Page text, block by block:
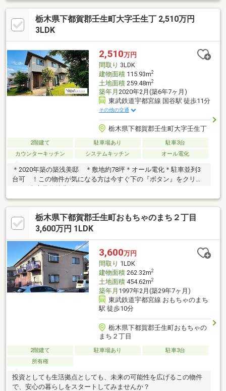
栃木県下都賀郡壬生町大字壬生丁 2,510万円
3LDK
2,510万円
間取り 3LDK
建物面積115.93m2
土地面積259.48m2
築年月 2020年2月(築6年7ヶ月)
東武鉄道宇都宮線 国谷駅 徒歩11分
その他の交通
栃木県下都賀郡壬生町大字壬生丁
2階建て 駐車場あり
駐車3台
カウンターキッチン
システムキッチン オール電化
＊2020年築の築浅美邸 ＊敷地約78坪＊オール電化＊駐車並列3
台可 ！この物件が気になる方は今すぐ下の『ボタン』をクリッ
栃木県下都賀郡壬生町おもちゃのまち２丁目
3,600万円 1LDK
3,600万円
間取り 1LDK
建物面積262.32m2
土地面積454.62m2
築年月 1997年2月(築29年7ヶ月)
東武鉄道宇都宮線 おもちゃのまち
駅 徒歩10分
栃木県下都賀郡壬生町おもちゃの
まち２丁目
2階建て 駐車場あり
駐車3台
所有権
投資としても生活拠点としても、未来の可能性を広げるこの物件
で、安心の暮らしをスタートしてみませんか？